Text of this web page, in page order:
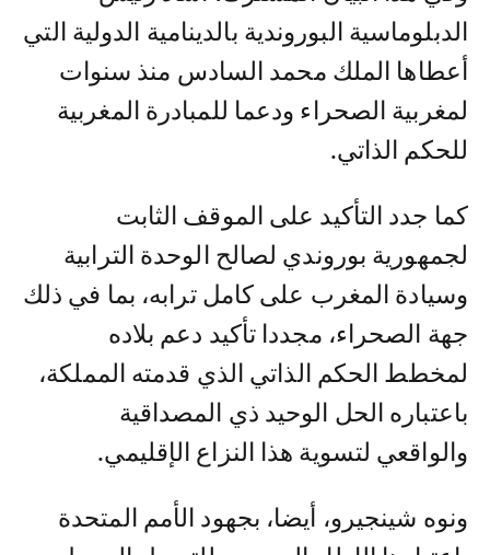
الدبلوماسية البوروندية بالدينامية الدولية التي
أعطاها الملك محمد السادس منذ سنوات
لمغربية الصحراء ودعما للمبادرة المغربية
للحكم الذاتي.
كما جدد التأكيد على الموقف الثابت
لجمهورية بوروندي لصالح الوحدة الترابية
وسيادة المغرب على كامل ترابه، بما في ذلك
جهة الصحراء، مجددا تأكيد دعم بلاده
لمخطط الحكم الذاتي الذي قدمته المملكة،
باعتباره الحل الوحيد ذي المصداقية
والواقعي لتسوية هذا النزاع الإقليمي.
ونوه شينجيرو، أيضا، بجهود الأمم المتحدة